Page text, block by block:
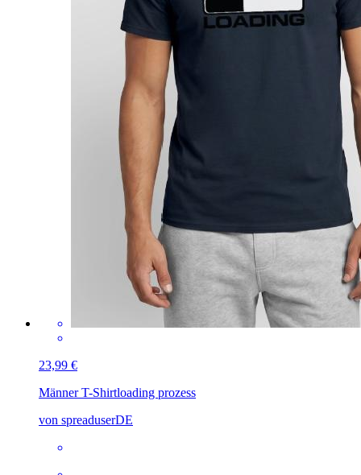
23,99 €
Männer T-Shirtloading prozess
von spreaduserDE